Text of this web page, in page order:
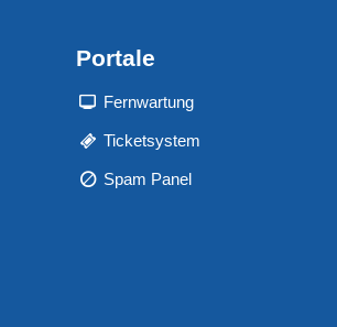
Portale
Fernwartung
Ticketsystem
Spam Panel